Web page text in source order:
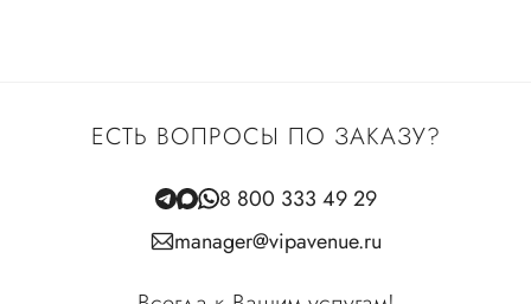
ЕСТЬ ВОПРОСЫ ПО ЗАКАЗУ?
8 800 333 49 29
manager@vipavenue.ru